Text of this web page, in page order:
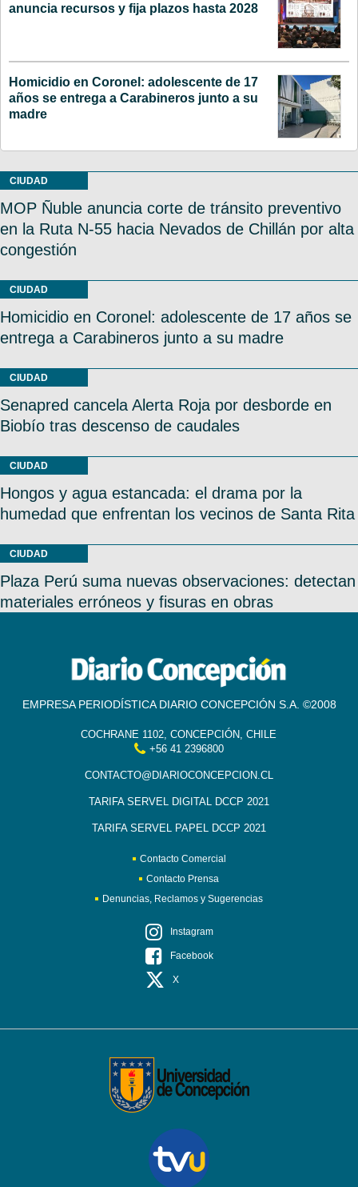
anuncia recursos y fija plazos hasta 2028
Homicidio en Coronel: adolescente de 17
años se entrega a Carabineros junto a su
madre
CIUDAD
MOP Ñuble anuncia corte de tránsito preventivo
en la Ruta N-55 hacia Nevados de Chillán por alta
congestión
CIUDAD
Homicidio en Coronel: adolescente de 17 años se
entrega a Carabineros junto a su madre
CIUDAD
Senapred cancela Alerta Roja por desborde en
Biobío tras descenso de caudales
CIUDAD
Hongos y agua estancada: el drama por la
humedad que enfrentan los vecinos de Santa Rita
CIUDAD
Plaza Perú suma nuevas observaciones: detectan
materiales erróneos y fisuras en obras
EMPRESA PERIODÍSTICA DIARIO CONCEPCIÓN S.A. ©2008
COCHRANE 1102, CONCEPCIÓN, CHILE
+56 41 2396800
CONTACTO@DIARIOCONCEPCION.CL
TARIFA SERVEL DIGITAL DCCP 2021
TARIFA SERVEL PAPEL DCCP 2021
Contacto Comercial
Contacto Prensa
Denuncias, Reclamos y Sugerencias
Instagram
Facebook
X